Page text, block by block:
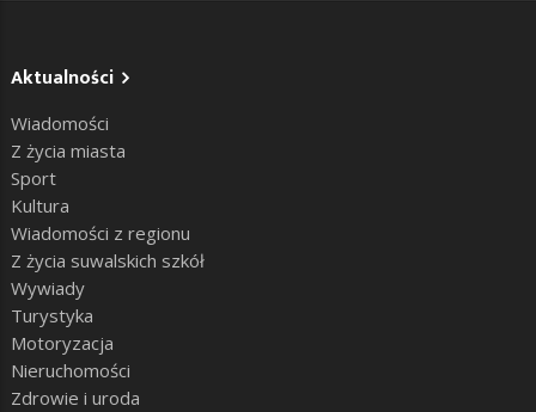
Aktualności
Wiadomości
Z życia miasta
Sport
Kultura
Wiadomości z regionu
Z życia suwalskich szkół
Wywiady
Turystyka
Motoryzacja
Nieruchomości
Zdrowie i uroda